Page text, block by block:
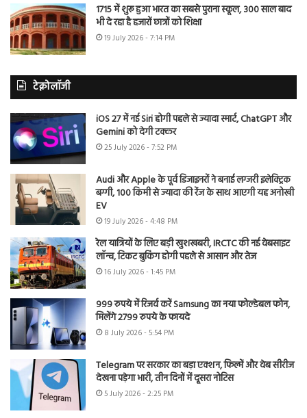
1715 में शुरू हुआ भारत का सबसे पुराना स्कूल, 300 साल बाद
भी दे रहा है हजारों छात्रों को शिक्षा
19 July 2026 - 7:14 PM
टेक्नोलॉजी
iOS 27 में नई Siri होगी पहले से ज्यादा स्मार्ट, ChatGPT और
Gemini को देगी टक्कर
25 July 2026 - 7:52 PM
Audi और Apple के पूर्व डिजाइनरों ने बनाई लग्जरी इलेक्ट्रिक
बग्गी, 100 किमी से ज्यादा की रेंज के साथ आएगी यह अनोखी
EV
19 July 2026 - 4:48 PM
रेल यात्रियों के लिए बड़ी खुशखबरी, IRCTC की नई वेबसाइट
लॉन्च, टिकट बुकिंग होगी पहले से आसान और तेज
16 July 2026 - 1:45 PM
999 रुपये में रिजर्व करें Samsung का नया फोल्डेबल फोन,
मिलेंगे 2799 रुपये के फायदे
8 July 2026 - 5:54 PM
Telegram पर सरकार का बड़ा एक्शन, फिल्में और वेब सीरीज
देखना पड़ेगा भारी, तीन दिनों में दूसरा नोटिस
5 July 2026 - 2:25 PM